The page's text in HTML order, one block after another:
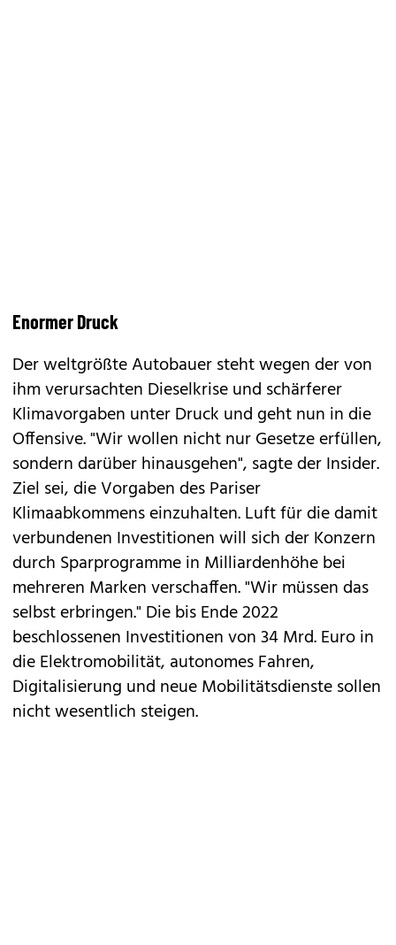
Enormer Druck
Der weltgrößte Autobauer steht wegen der von
ihm verursachten Dieselkrise und schärferer
Klimavorgaben unter Druck und geht nun in die
Offensive. "Wir wollen nicht nur Gesetze erfüllen,
sondern darüber hinausgehen", sagte der Insider.
Ziel sei, die Vorgaben des Pariser
Klimaabkommens einzuhalten. Luft für die damit
verbundenen Investitionen will sich der Konzern
durch Sparprogramme in Milliardenhöhe bei
mehreren Marken verschaffen. "Wir müssen das
selbst erbringen." Die bis Ende 2022
beschlossenen Investitionen von 34 Mrd. Euro in
die Elektromobilität, autonomes Fahren,
Digitalisierung und neue Mobilitätsdienste sollen
nicht wesentlich steigen.